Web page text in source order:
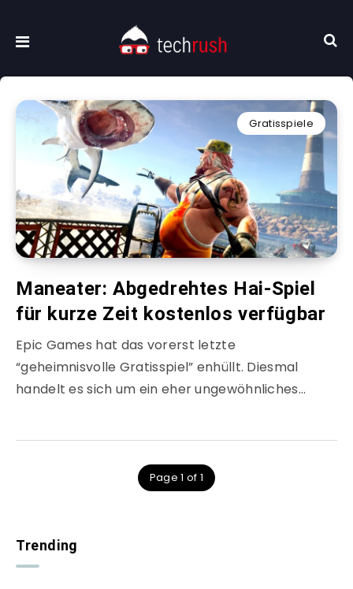
Gratisspiele
Maneater: Abgedrehtes Hai-Spiel
für kurze Zeit kostenlos verfügbar
Epic Games hat das vorerst letzte
“geheimnisvolle Gratisspiel” enhüllt. Diesmal
handelt es sich um ein eher ungewöhnliches…
Page 1 of 1
Trending